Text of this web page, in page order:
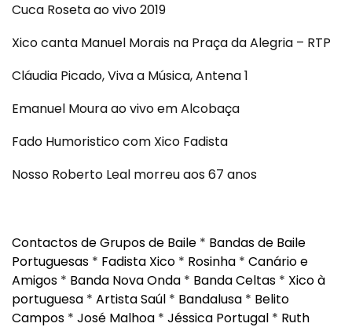
Cuca Roseta ao vivo 2019
Xico canta Manuel Morais na Praça da Alegria – RTP
Cláudia Picado, Viva a Música, Antena 1
Emanuel Moura ao vivo em Alcobaça
Fado Humoristico com Xico Fadista
Nosso Roberto Leal morreu aos 67 anos
Contactos de Grupos de Baile * Bandas de Baile
Portuguesas * Fadista Xico * Rosinha * Canário e
Amigos * Banda Nova Onda * Banda Celtas * Xico à
portuguesa * Artista Saúl * Bandalusa * Belito
Campos * José Malhoa * Jéssica Portugal * Ruth